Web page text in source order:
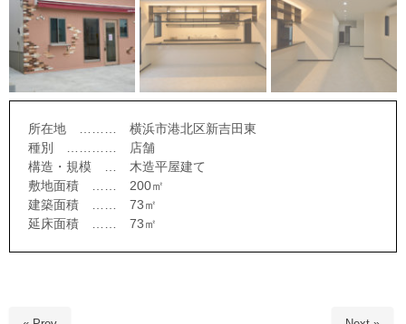
所在地 ……… 横浜市港北区新吉田東
種別 ………… 店舗
構造・規模 … 木造平屋建て
敷地面積 …… 200㎡
建築面積 …… 73㎡
延床面積 …… 73㎡